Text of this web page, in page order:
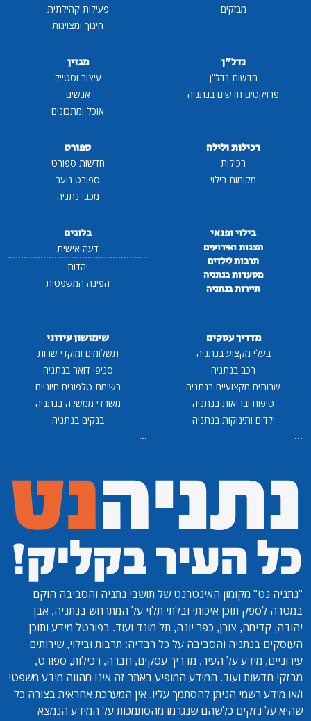
מבזקים
פעילות קהילתית
חינוך ומצוינות
נדל"ן
חדשות נדל"ן
פרויקטים חדשים בנתניה
מגזין
עיצוב וסטייל
אנשים
אוכל ומתכונים
רכילות ולילה
רכילות
מקומות בילוי
ספורט
חדשות ספורט
ספורט נוער
מכבי נתניה
בילוי ופנאי
הצגות ואירועים
תרבות לילדים
מסעדות בנתניה
תיירות בנתניה
...
בלוגים
דעה אישית
יהדות
הפינה המשפטית
מדריך עסקים
בעלי מקצוע בנתניה
רכב בנתניה
שרותים מקצועיים בנתניה
טיפוח ובריאות בנתניה
ילדים ותינוקות בנתניה
...
שימושון עירוני
תשלומים ומוקדי שרות
סניפי דואר בנתניה
רשימת טלפונים חיוניים
משרדי ממשלה בנתניה
בנקים בנתניה
...
"נתניה נט" מקומון האינטרנט של תושבי נתניה והסביבה הוקם
במטרה לספק תוכן איכותי ובלתי תלוי על המתרחש בנתניה, אבן
יהודה, קדימה, צורן, כפר יונה, תל מונד ועוד. בפורטל מידע ותוכן
העוסקים בנתניה והסביבה על כל רבדיה: תרבות ובילוי, שירותים
עירוניים, מידע על העיר, מדריך עסקים, חברה, רכילות, ספורט,
מבזקי חדשות ועוד. המידע המופיע באתר זה אינו מהווה מידע משפטי
ו/או מידע רשמי הניתן להסתמך עליו. אין המערכת אחראית בצורה כל
שהיא על נזקים כלשהם שנגרמו מהסתמכות על המידע הנמצא